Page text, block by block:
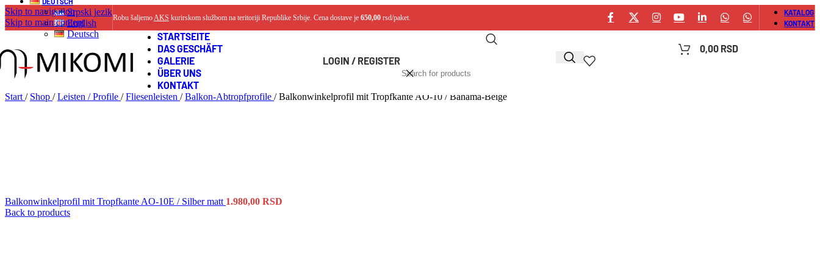
Skip to navigation
Skip to main content
Srpski jezik
English
Deutsch
Robu šaljemoAKS kurirskom službom na teritoriji Republike Srbije. Cena dostave je 650,00rsd/paket.
KATALOG
KONTAKT
STARTSEITE
DAS GESCHÄFT
GALERIE
ÜBER UNS
KONTAKT
LOGIN / REGISTER
0,00 RSD
Start / Shop / Leisten / Profile / Fliesenleisten / Balkon-Abtropfprofile / Balkonwinkelprofil mit Tropfkante AO-10 / Bahama-Beige
Balkonwinkelprofil mit Tropfkante AO-10E / Silber matt 1.980,00 RSD
Back to products